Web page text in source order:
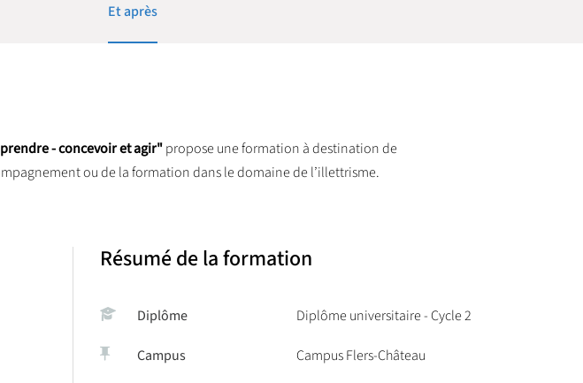
Et après
- concevoir et agir"propose une formation à destination de
ou de la formation dans le domaine de l’illettrisme.
Résumé de la formation
Diplôme Diplôme universitaire - Cycle 2
Campus Campus Flers-Château